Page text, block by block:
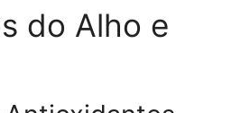
do Alho e